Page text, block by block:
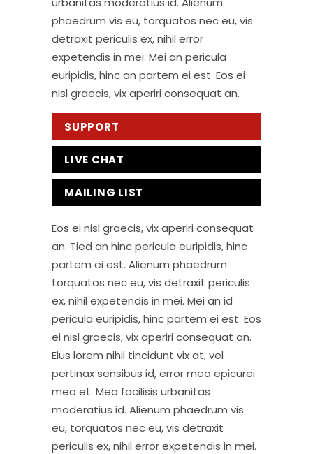
phaedrum vis eu, torquatos nec eu, vis
detraxit periculis ex, nihil error
expetendis in mei. Mei an pericula
euripidis, hinc an partem ei est. Eos ei
nisl graecis, vix aperiri consequat an.
SUPPORT
LIVE CHAT
MAILING LIST
Eos ei nisl graecis, vix aperiri consequat
an. Tied an hinc pericula euripidis, hinc
partem ei est. Alienum phaedrum
torquatos nec eu, vis detraxit periculis
ex, nihil expetendis in mei. Mei an id
pericula euripidis, hinc partem ei est. Eos
ei nisl graecis, vix aperiri consequat an.
Eius lorem nihil tincidunt vix at, vel
pertinax sensibus id, error mea epicurei
mea et. Mea facilisis urbanitas
moderatius id. Alienum phaedrum vis
eu, torquatos nec eu, vis detraxit
periculis ex, nihil error expetendis in mei.